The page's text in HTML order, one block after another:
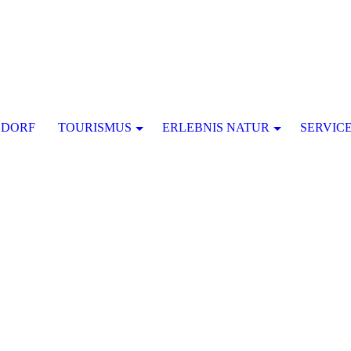
TOURISMUS ERLEBNIS NATUR